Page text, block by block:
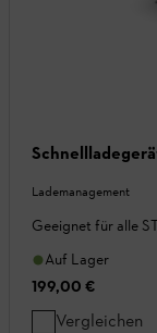
Lademanagement
Geeignet für alle
Auf Lager
199,00 €
Vergleichen